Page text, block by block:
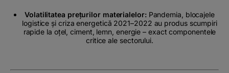
Volatilitatea prețurilor materialelor: Pandemia, blocajele
logistice și criza energetică 2021–2022 au produs scumpiri
rapide la oțel, ciment, lemn, energie – exact componentele
critice ale sectorului.